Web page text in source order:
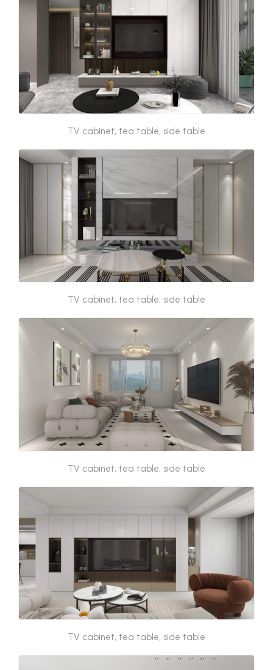
TV cabinet, tea table, side table
TV cabinet, tea table, side table
TV cabinet, tea table, side table
TV cabinet, tea table, side table